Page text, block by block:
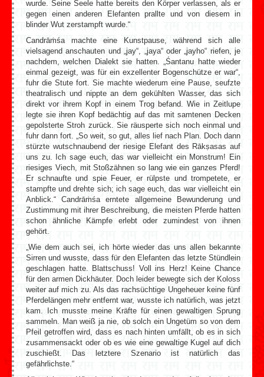
wurde. Seine Seele hatte bereits den Körper verlassen, als er
gegen einen anderen Elefanten prallte und von diesem in
blinder Wut zerstampft wurde.“
Candrāṁśa machte eine Kunstpause, während sich alle
vielsagend anschauten und „jay“, „jaya“ oder „jayho“ riefen, je
nachdem, welchen Dialekt sie hatten. „Śantanu hatte wieder
einmal gezeigt, was für ein exzellenter Bogenschütze er war“,
fuhr die Stute fort. Sie machte wiederum eine Pause, seufzte
theatralisch und nippte an dem gekühlten Wasser, das sich
direkt vor ihrem Kopf in einem Trog befand. Wie in Zeitlupe
legte sie ihren Kopf bedächtig auf das mit samtenen Decken
gepolsterte Stroh zurück. Sie räusperte sich noch einmal und
fuhr dann fort. „So weit, so gut, alles lief nach Plan. Doch dann
stürzte wutschnaubend der riesige Elefant des Rākṣasas auf
uns zu. Ich sage euch, das war vielleicht ein Monstrum! Ein
riesiges Viech, mit Stoßzähnen so lang wie ein ganzes Pferd!
Er schnaufte und spie Feuer, er rülpste und trompetete, er
stampfte und drehte sich; ich sage euch, das war vielleicht ein
Anblick.“ Candrāṁśa erntete allgemeine Bewunderung und
Zustimmung mit ihrer Beschreibung, die meisten Pferde hatten
schon ähnliche Kämpfe erlebt oder zumindest von ihnen
gehört.
„Wie dem auch sei, ich hörte wieder das uns allen bekannte
Sirren und wusste, dass für den Elefanten das letzte Stündlein
geschlagen hatte. Blattschuss! Voll ins Herz! Keine Chance
für den armen Dickhäuter. Doch leider bewegte sich der Koloss
weiter auf mich zu. Als das rachsüchtige Ungeheuer keine fünf
Pferdelängen mehr entfernt war, wusste ich natürlich, was jetzt
kam. Ich musste meine Kräfte für einen gewaltigen Sprung
sammeln. Man weiß ja nie, ob solch ein Ungetüm so von dem
Pfeil getroffen wird, dass es nach hinten umfällt, ob es in sich
zusammensackt oder ob es wie eine gewaltige Kugel auf dich
zuschießt. Das letztere Szenario ist natürlich das
gefährlichste.“